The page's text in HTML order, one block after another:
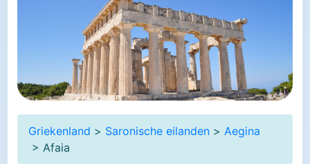
Griekenland > Saronische eilanden > Aegina
> Afaia